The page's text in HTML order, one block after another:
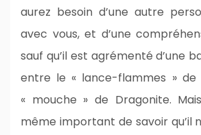
aurez besoin d’une autre
avec vous, et d’une
sauf qu’il est agrémenté d’une
entre le « lance-flammes »
« mouche » de Dragonite.
même important de savoir qu’il